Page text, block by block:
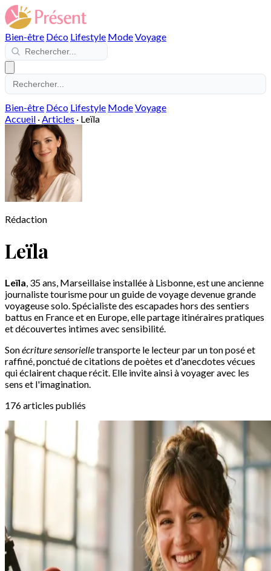
Bien-être Déco Lifestyle ModeVoyage
Bien-être Déco Lifestyle ModeVoyage
Accueil ·Articles · Leïla
Rédaction
Leïla
Leïla, 35 ans, Marseillaise installée à Lisbonne, est une ancienne
journaliste tourisme pour un guide de voyage devenue grande
voyageuse solo. Spécialiste des escapades hors des sentiers
battus en France et en Europe, elle partage itinéraires pratiques
et découvertes intimes avec sensibilité.
Sonécriture sensorielletransporte le lecteur par un ton posé et
raffiné, ponctué de citations de poètes et d'anecdotes vécues
qui éclairent chaque récit. Elle invite ainsi à voyager avec les
sens et l'imagination.
176 articles publiés